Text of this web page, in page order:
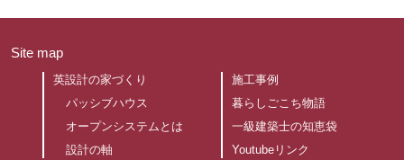
Site map
英設計の家づくり
パッシブハウス
オープンシステムとは
設計の軸
施工事例
暮らしごこち物語
一級建築士の知恵袋
Youtubeリンク